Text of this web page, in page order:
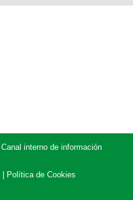
Canal interno de información
Política de Cookies